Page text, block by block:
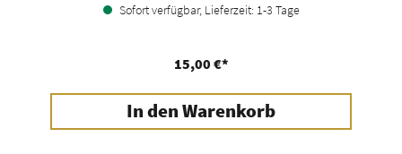
Sofort verfügbar, Lieferzeit: 1-3 Tage
15,00 €*
In den Warenkorb